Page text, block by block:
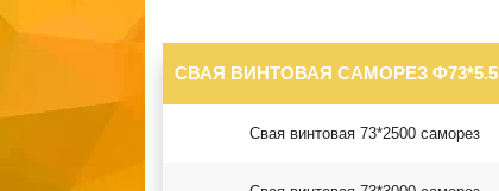
СВАЯ ВИНТОВАЯ САМОРЕЗ Ф73*5.5
Свая винтовая 73*2500 саморез